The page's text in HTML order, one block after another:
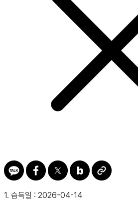
1. 습득일 : 2026-04-14